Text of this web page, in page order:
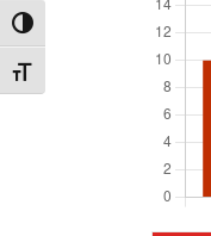
Alternar alto contraste
Alternar tamanho da fonte